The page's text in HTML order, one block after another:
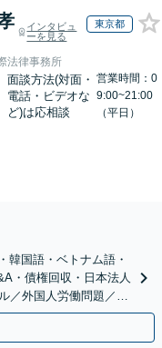
インタビュ
ーを見る
東京都
法律事務所
面談方法(対面・
電話・ビデオな
ど)は応相談
営業時間：0
9:00~21:00
（平日）
韓国語・ベトナム語・
・債権回収・日本法人
／外国人労働問題／外